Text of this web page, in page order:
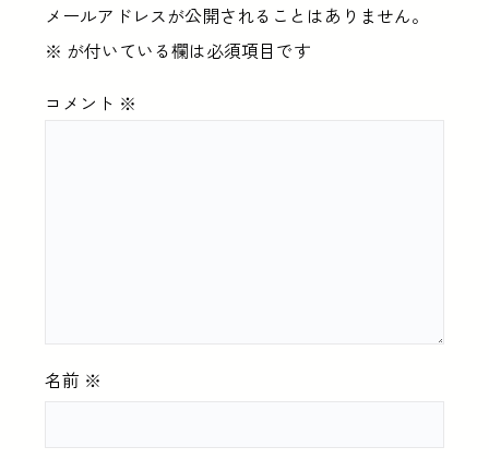
メールアドレスが公開されることはありません。
※ が付いている欄は必須項目です
コメント ※
名前 ※